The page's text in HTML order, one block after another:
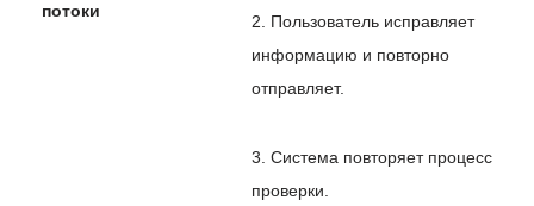
потоки
2. Пользователь исправляет
информацию и повторно
отправляет.
3. Система повторяет процесс
проверки.